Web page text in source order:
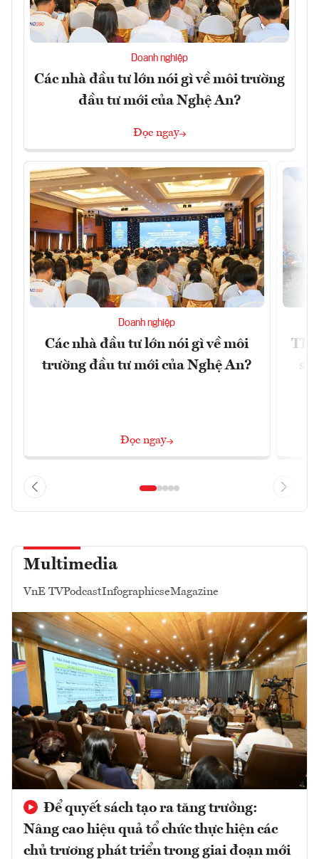
Doanh nghiệp
Các nhà đầu tư lớn nói gì về môi trường
đầu tư mới của Nghệ An?
Đọc ngay
Doanh nghiệp
Các nhà đầu tư lớn nói gì về môi
trường đầu tư mới của Nghệ An?
Đọc ngay
Multimedia
VnE TVPodcastInfographicseMagazine
Để quyết sách tạo ra tăng trưởng:
Nâng cao hiệu quả tổ chức thực hiện các
chủ trương phát triển trong giai đoạn mới